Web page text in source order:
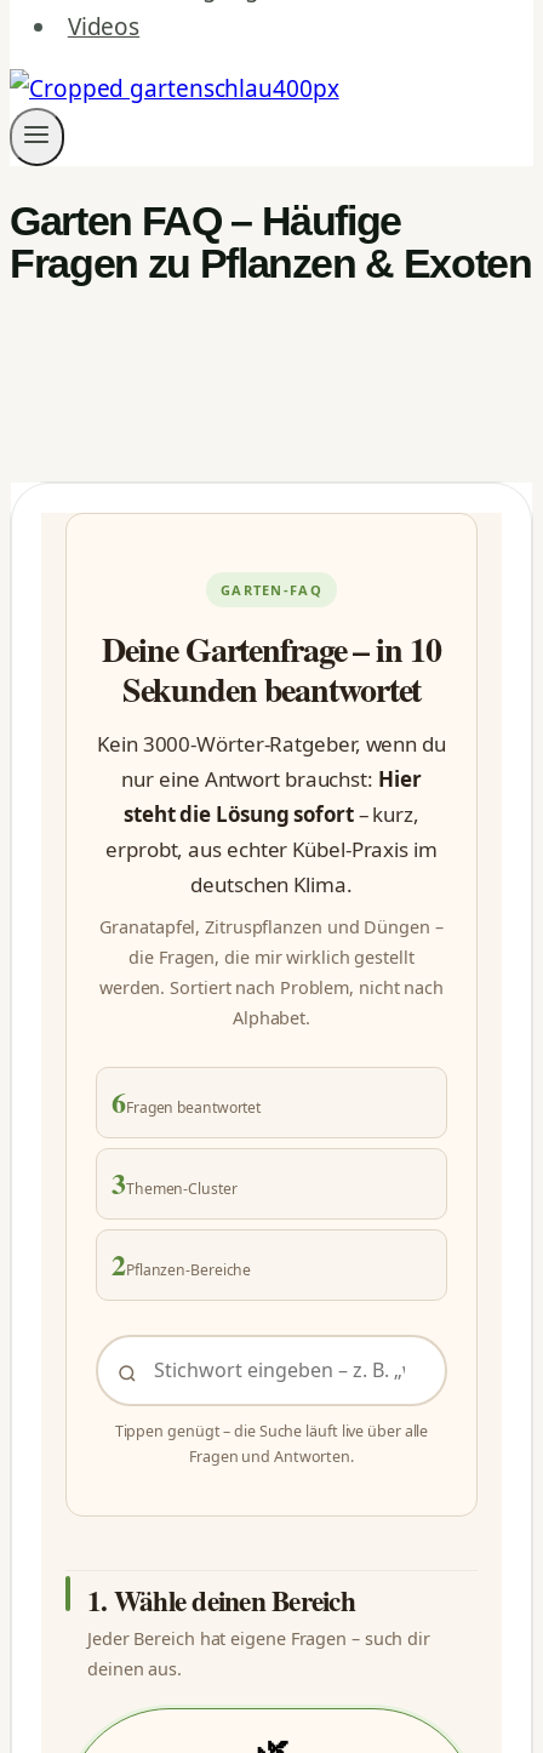
Videos
Garten FAQ – Häufige
Fragen zu Pflanzen & Exoten
GARTEN-FAQ
Deine Gartenfrage – in 10
Sekunden beantwortet
Kein 3000-Wörter-Ratgeber, wenn du
nur eine Antwort brauchst: Hier
steht die Lösung sofort– kurz,
erprobt, aus echter Kübel-Praxis im
deutschen Klima.
Granatapfel, Zitruspflanzen und Düngen –
die Fragen, die mir wirklich gestellt
werden. Sortiert nach Problem, nicht nach
Alphabet.
6Fragen beantwortet
3Themen-Cluster
2Pflanzen-Bereiche
Tippen genügt – die Suche läuft live über alle
Fragen und Antworten.
1. Wähle deinen Bereich
Jeder Bereich hat eigene Fragen – such dir
deinen aus.